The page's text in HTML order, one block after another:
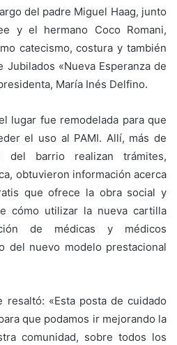
del padre Miguel Haag, junto
y el hermano Coco Romani,
catecismo, costura y también
«Nueva Esperanza de
María Inés Delfino.
lugar fue remodelada para que
el uso al PAMI. Allí, más de
del barrio realizan trámites,
obtuvieron información acerca
que ofrece la obra social y
cómo utilizar la nueva cartilla
de médicas y médicos
del nuevo modelo prestacional
resaltó: «Esta posta de cuidado
que podamos ir mejorando la
comunidad, sobre todos los